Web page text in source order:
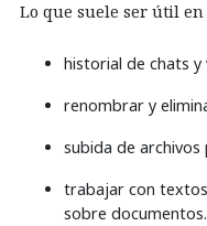
Lo que suele ser útil
historial de chats y
renombrar y
subida de archivos
trabajar con
sobre documentos.